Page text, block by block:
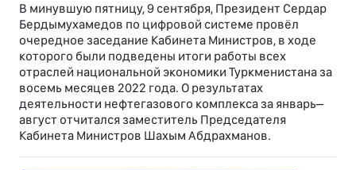
В минувшую пятницу, 9 сентября, Президент Сердар
Бердымухамедов по цифровой системе провёл
очередное заседание Кабинета Министров, в ходе
которого были подведены итоги работы всех
отраслей национальной экономики Туркменистана за
восемь месяцев 2022 года. О результатах
деятельности нефтегазового комплекса за январь–
август отчитался заместитель Председателя
Кабинета Министров Шахым Абдрахманов.